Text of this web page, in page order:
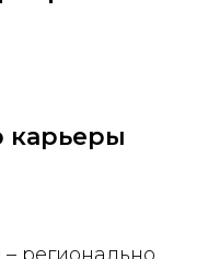
карьеры